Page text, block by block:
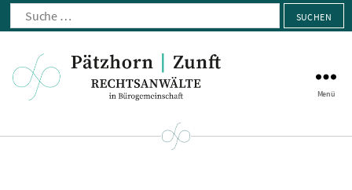
Suche
Zunft
Menü